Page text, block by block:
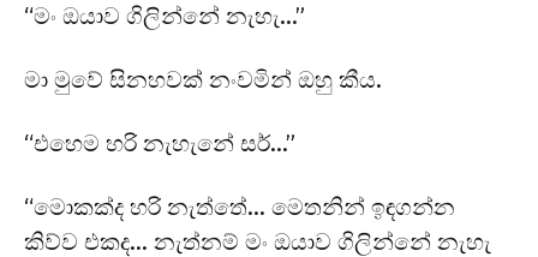
“මං ඔයාව ගිලින්නේ නැහැ…”
මා මුවේ සිනහවක් නංවමින් ඔහු කීය.
“එහෙම හරි නැහැනේ සර්…”
“මොකක්ද හරි නැත්තේ… මෙතනින් ඉඳගන්න
කිව්ව එකද… නැත්නම් මං ඔයාව ගිලින්නේ නැහැ